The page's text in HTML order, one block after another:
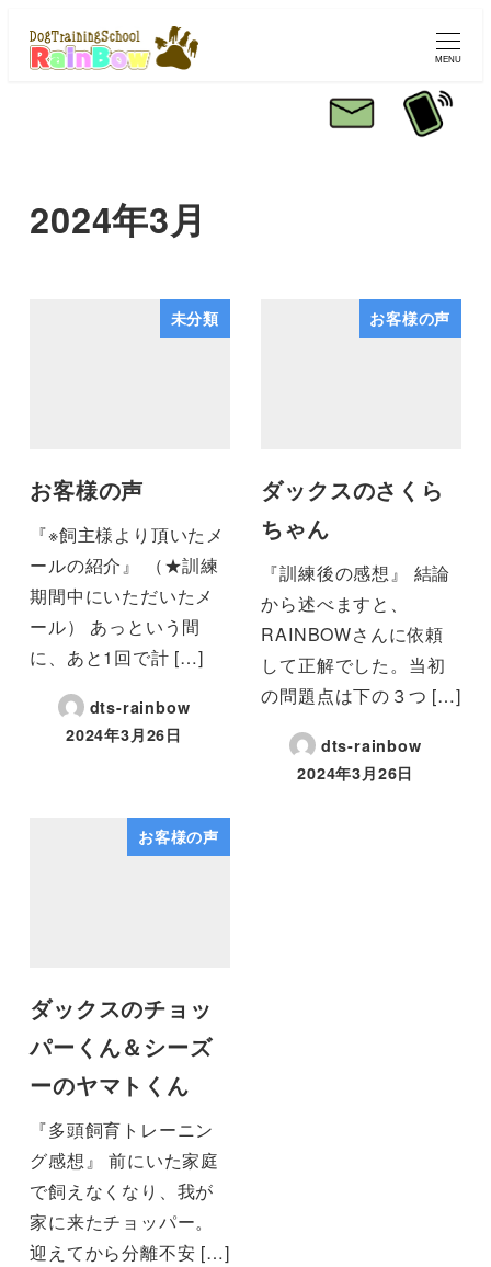
MENU
2024年3月
未分類
お客様の声
『※飼主様より頂いたメ
ールの紹介』 （★訓練
期間中にいただいたメ
ール） あっという間
に、あと1回で計 […]
dts-rainbow
2024年3月26日
お客様の声
ダックスのさくら
ちゃん
『訓練後の感想』 結論
から述べますと、
RAINBOWさんに依頼
して正解でした。当初
の問題点は下の３つ […]
dts-rainbow
2024年3月26日
お客様の声
ダックスのチョッ
パーくん＆シーズ
ーのヤマトくん
『多頭飼育トレーニン
グ感想』 前にいた家庭
で飼えなくなり、我が
家に来たチョッパー。
迎えてから分離不安 […]